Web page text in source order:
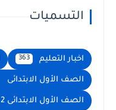
التسميات
اخبار التعليم 363
الصف الأول الابتدائى
الصف الأول الابتدائى 2